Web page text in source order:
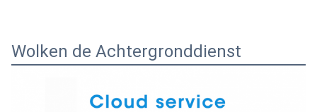
Wolken de Achtergronddienst